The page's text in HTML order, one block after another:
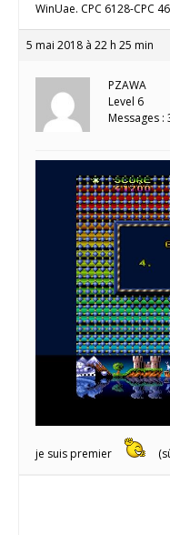
WinUae. CPC 6128-CPC
5 mai 2018 à 22 h 25 min
PZAWA
Level 6
Messages :
je suis premier